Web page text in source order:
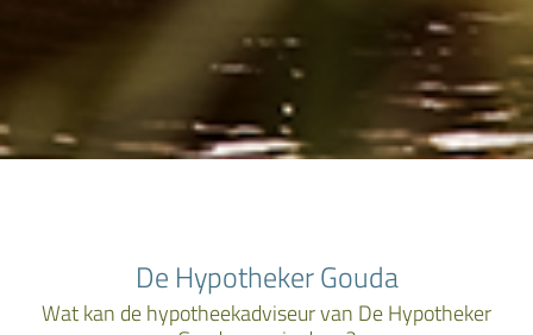
De Hypotheker Gouda
Wat kan de hypotheekadviseur van De Hypotheker